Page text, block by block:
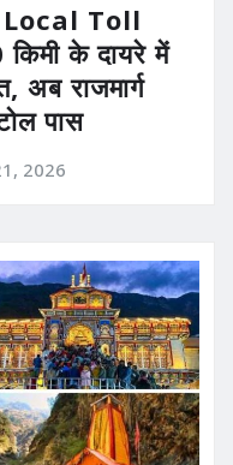
Toll
के दायरे में
अब राजमार्ग
पास
2026